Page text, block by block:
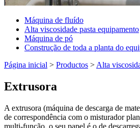
Máquina de fluído
Alta viscosidade pasta equipamento
Máquina de pó
Construção de toda a planta do
Página inicial > Productos >Alta
Extrusora
A extrusora (máquina de descarga de
de correspondência com o misturador